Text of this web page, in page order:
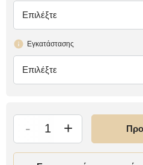
έλλειψη
Επιλέξτε
Εγκατάστασης
έλλειψη
Επιλέξτε
- +